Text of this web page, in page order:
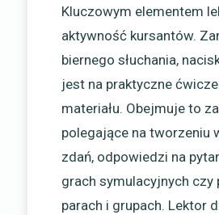
Kluczowym elementem
aktywność kursantów.
biernego słuchania,
jest na praktyczne
materiału. Obejmuje to
polegające na tworzeniu
zdań, odpowiedzi na
grach symulacyjnych czy
parach i grupach. Lektor